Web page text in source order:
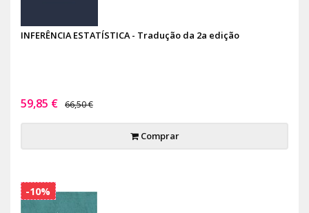
INFERÊNCIA ESTATÍSTICA - Tradução da 2a edição
59,85 € 66,50 €
Comprar
-10%